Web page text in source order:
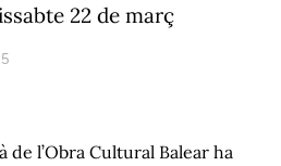
22 de març
de l’Obra Cultural Balear ha